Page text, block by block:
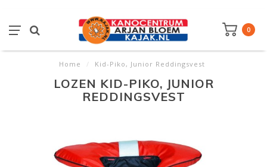
0
Home / Kid-Piko, Junior Reddingsvest
LOZEN KID-PIKO, JUNIOR
REDDINGSVEST